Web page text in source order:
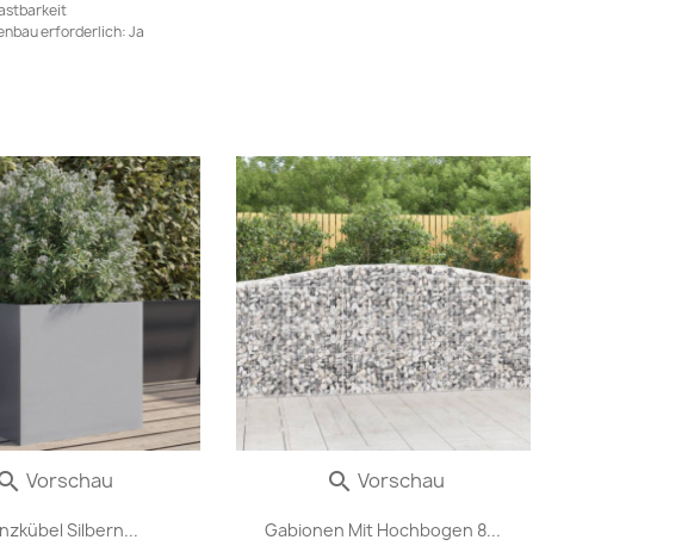
erforderlich: Ja
Silbern...
Vorschau
Gabionen Mit Hochbogen 8...
 Vorschau